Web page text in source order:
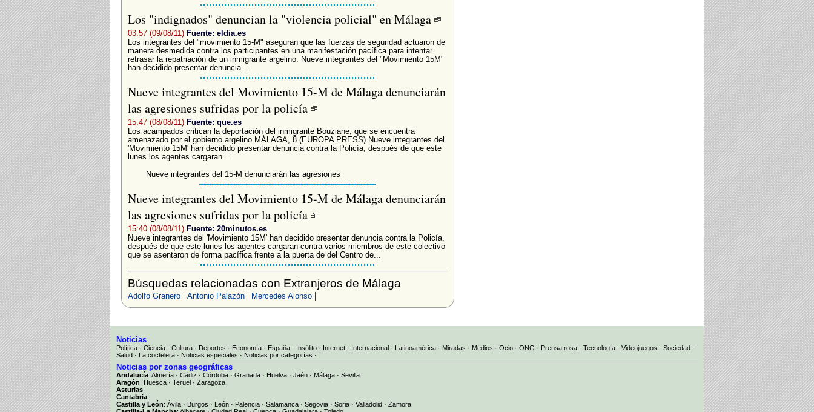
Los "indignados" denuncian la "violencia policial" en Málaga
03:57 (09/08/11) Fuente: eldia.es
Los integrantes del "movimiento 15-M" aseguran que las fuerzas de seguridad actuaron de
manera desmedida contra los participantes en una manifestación pacífica para intentar
retrasar la repatriación de un inmigrante argelino. Nueve integrantes del "Movimiento 15M"
han decidido presentar denuncia...
Nueve integrantes del Movimiento 15-M de Málaga denunciarán
las agresiones sufridas por la policía
15:47 (08/08/11) Fuente: que.es
Los acampados critican la deportación del inmigrante Bouziane, que se encuentra
amenazado por el gobierno argelino MÁLAGA, 8 (EUROPA PRESS) Nueve integrantes del
'Movimiento 15M' han decidido presentar denuncia contra la Policía, después de que este
lunes los agentes cargaran...
Nueve integrantes del 15-M denunciarán las agresiones
Nueve integrantes del Movimiento 15-M de Málaga denunciarán
las agresiones sufridas por la policía
15:40 (08/08/11) Fuente: 20minutos.es
Nueve integrantes del 'Movimiento 15M' han decidido presentar denuncia contra la Policía,
después de que este lunes los agentes cargaran contra varios miembros de este colectivo
que se asentaron de forma pacífica frente a la puerta de del Centro de...
Búsquedas relacionadas con Extranjeros de Málaga
Adolfo Granero| Antonio Palazón| Mercedes Alonso|
Noticias
Política · Ciencia · Cultura · Deportes · Economía · España · Insólito · Internet · Internacional · Latinoamérica · Miradas · Medios · Ocio · ONG · Prensa rosa · Tecnología · Videojuegos · Sociedad ·
Salud · La coctelera · Noticias especiales · Noticias por categorías ·
Noticias por zonas geográficas
Andalucía: Almería · Cádiz · Córdoba · Granada · Huelva · Jaén · Málaga · Sevilla
Aragón: Huesca · Teruel · Zaragoza
Asturias
Cantabria
Castilla y León: Ávila · Burgos · León · Palencia · Salamanca · Segovia · Soria · Valladolid · Zamora